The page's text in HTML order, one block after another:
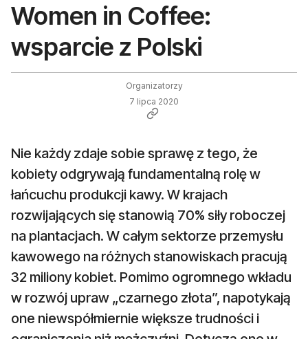
Women in Coffee:
wsparcie z Polski
Organizatorzy
7 lipca 2020
Nie każdy zdaje sobie sprawę z tego, że
kobiety odgrywają fundamentalną rolę w
łańcuchu produkcji kawy. W krajach
rozwijających się stanowią 70% siły roboczej
na plantacjach. W całym sektorze przemysłu
kawowego na różnych stanowiskach pracują
32 miliony kobiet. Pomimo ogromnego wkładu
w rozwój upraw „czarnego złota”, napotykają
one niewspółmiernie większe trudności i